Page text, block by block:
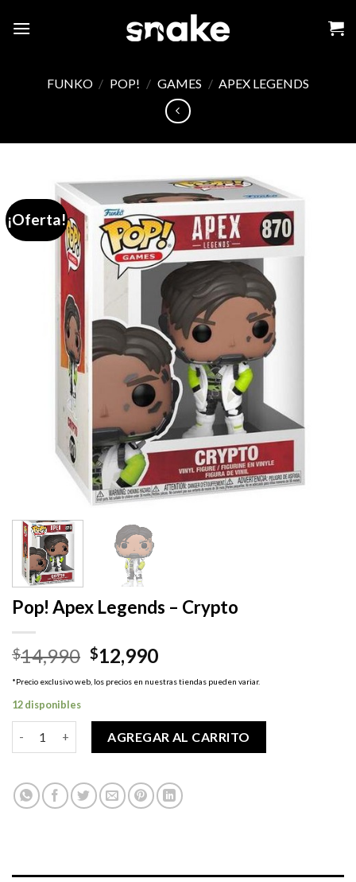
FUNKO / POP! / GAMES / APEX LEGENDS
¡Oferta!
Pop! Apex Legends – Crypto
$14,990 El
precio
original
$14,990.
$12,990El
precio
actual
$12,990.
*Precio exclusivo web, los precios en nuestras tiendas pueden variar.
12 disponibles
AGREGAR AL CARRITO